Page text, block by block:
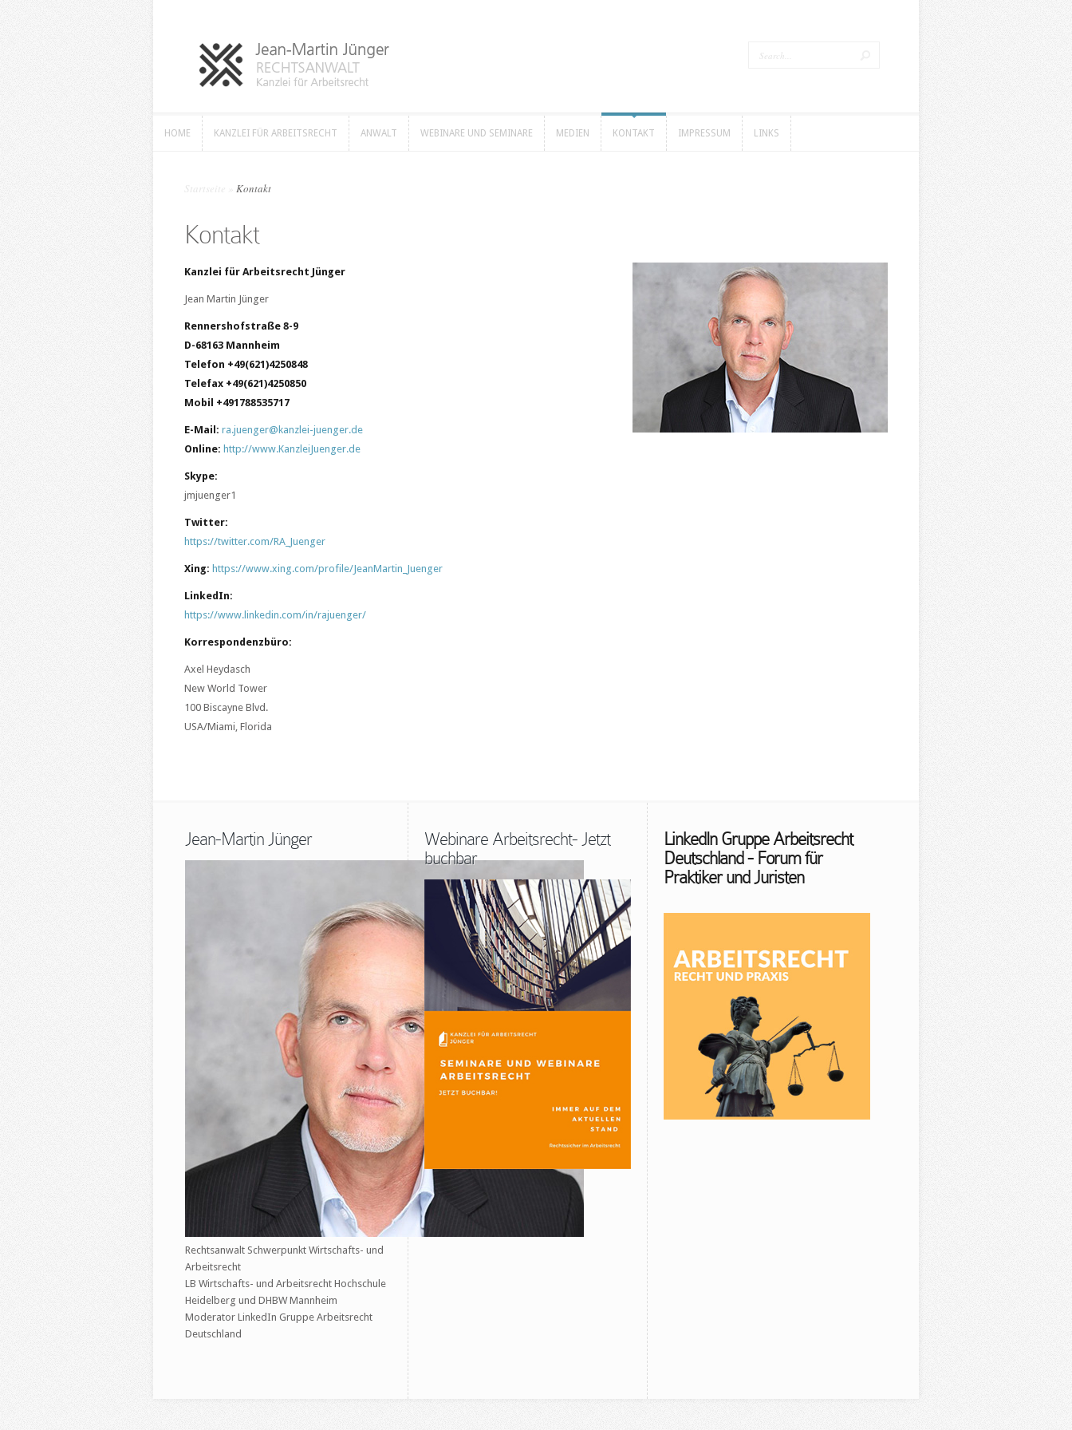
HOME KANZLEI FÜR ARBEITSRECHT ANWALT WEBINARE UND SEMINARE MEDIEN KONTAKT IMPRESSUM LINKS
Startseite Kontakt
Kontakt
Kanzlei für Arbeitsrecht Jünger
Jean Martin Jünger
Rennershofstraße 8-9
D-68163 Mannheim
Telefon +49(621)4250848
Telefax +49(621)4250850
Mobil +491788535717
E-Mail: ra.juenger@kanzlei-juenger.de
Online: http://www.KanzleiJuenger.de
Skype:
jmjuenger1
Twitter:
https://twitter.com/RA_Juenger
Xing: https://www.xing.com/profile/JeanMartin_Juenger
LinkedIn:
https://www.linkedin.com/in/rajuenger/
Korrespondenzbüro:
Axel Heydasch
New World Tower
100 Biscayne Blvd.
USA/Miami, Florida
Jean-Martin Jünger
Rechtsanwalt Schwerpunkt Wirtschafts- und
Arbeitsrecht
LB Wirtschafts- und Arbeitsrecht Hochschule
Heidelberg und DHBW Mannheim
Moderator LinkedIn Gruppe Arbeitsrecht
Deutschland
Webinare Arbeitsrecht- Jetzt
buchbar
LinkedIn Gruppe Arbeitsrecht
Deutschland - Forum für
Praktiker und Juristen